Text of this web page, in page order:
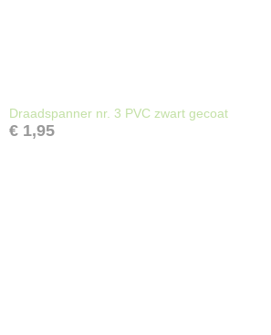
Draadspanner nr. 3 PVC zwart gecoat
€ 1,95